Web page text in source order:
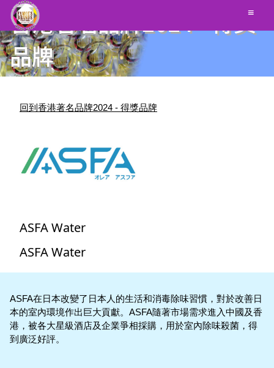
≡
香港著名品牌2024 - 得獎
品牌
回到香港著名品牌2024 - 得獎品牌
ASFA Water
ASFA Water
ASFA在日本改變了日本人的生活和消毒除味習慣，對於改善日
本的室內環境作出巨大貢獻。ASFA隨著市場需求進入中國及香
港，被各大星級酒店及企業爭相採購，用於室內除味殺菌，得
到廣泛好評。